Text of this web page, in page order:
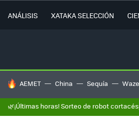
ANÁLISIS XATAKA SELECCIÓN
HOY SE HABLA DE
AEMET China Sequía Waze
🌿¡Últimas horas! Sorteo de robot